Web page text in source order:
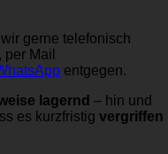
gerne telefonisch
Mail
entgegen.
lagernd – hin und
es kurzfristig vergriffen